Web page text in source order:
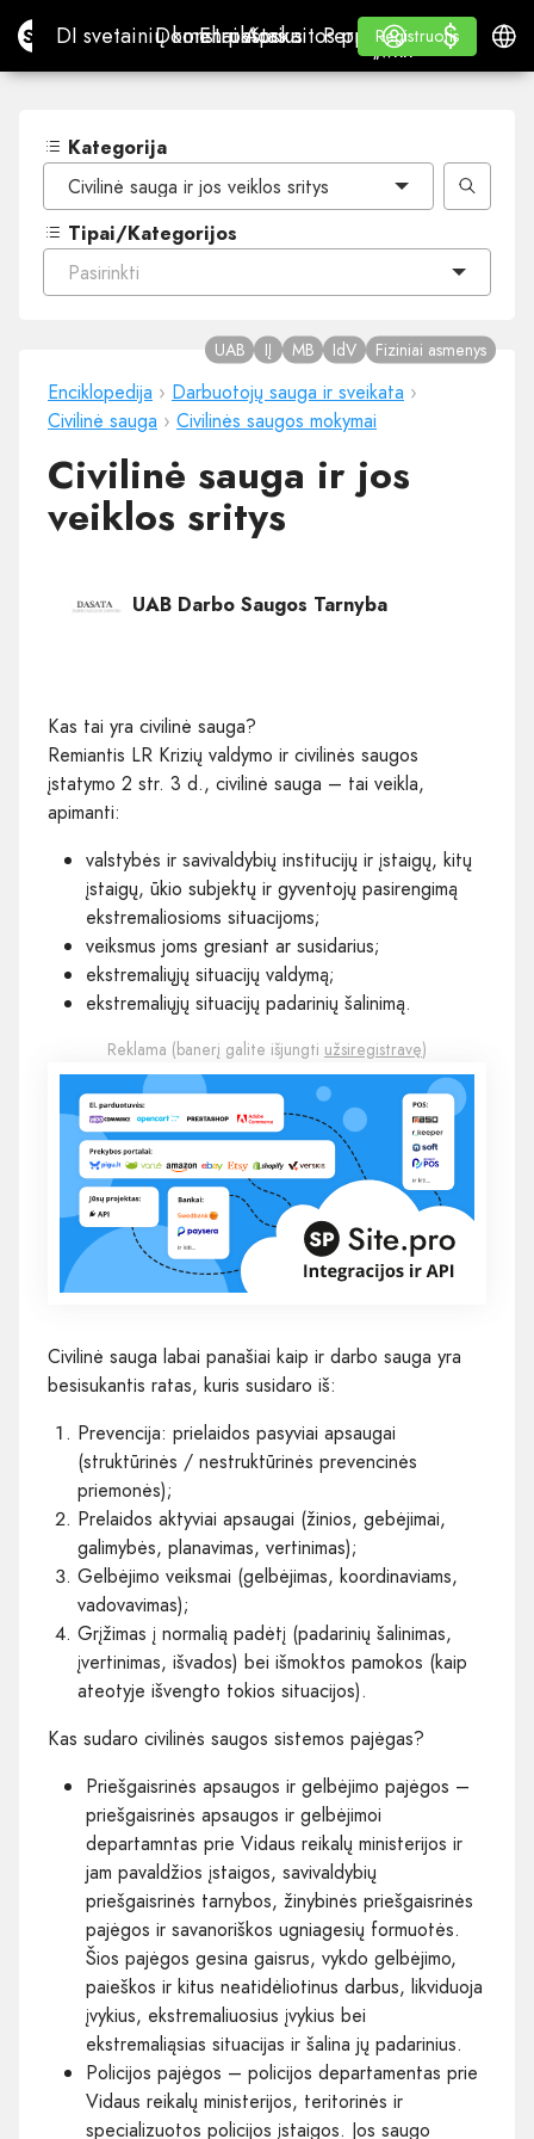
Site.proDI svetainių konstruktorius
DI svetainių konstruktorius
Domenai
DomenaiEl. paštas
El. paštasApskaitos programa
Apskaitos programa
Perpardavėjams
„WHITE LABEL“
Mokymasis
Mokymasis
Registruotis
Registruotis
Prisijungti
$
$
Kategorija
Civilinė sauga ir jos veiklos sritys
Tipai/Kategorijos
Pasirinkti
Enciklopedija › Darbuotojų sauga ir sveikata ›
Civilinė sauga › Civilinės saugos mokymai
Civilinė sauga ir jos
veiklos sritys
UAB IĮ MB IdV Fiziniai asmenys
UAB Darbo Saugos Tarnyba
Kas tai yra civilinė sauga?
Remiantis LR Krizių valdymo ir civilinės saugos
įstatymo 2 str. 3 d., civilinė sauga – tai veikla,
apimanti:
valstybės ir savivaldybių institucijų ir įstaigų, kitų
įstaigų, ūkio subjektų ir gyventojų pasirengimą
ekstremaliosioms situacijoms;
veiksmus joms gresiant ar susidarius;
ekstremaliųjų situacijų valdymą;
ekstremaliųjų situacijų padarinių šalinimą.
Reklama (banerį galite išjungti užsiregistravę)
Civilinė sauga labai panašiai kaip ir darbo sauga yra
besisukantis ratas, kuris susidaro iš:
Prevencija: prielaidos pasyviai apsaugai
(struktūrinės / nestruktūrinės prevencinės
priemonės);
Prelaidos aktyviai apsaugai (žinios, gebėjimai,
galimybės, planavimas, vertinimas);
Gelbėjimo veiksmai (gelbėjimas, koordinaviams,
vadovavimas);
Grįžimas į normalią padėtį (padarinių šalinimas,
įvertinimas, išvados) bei išmoktos pamokos (kaip
ateotyje išvengto tokios situacijos).
Kas sudaro civilinės saugos sistemos pajėgas?
Priešgaisrinės apsaugos ir gelbėjimo pajėgos –
priešgaisrinės apsaugos ir gelbėjimoi
departamntas prie Vidaus reikalų ministerijos ir
jam pavaldžios įstaigos, savivaldybių
priešgaisrinės tarnybos, žinybinės priešgaisrinės
pajėgos ir savanoriškos ugniagesių formuotės.
Šios pajėgos gesina gaisrus, vykdo gelbėjimo,
paieškos ir kitus neatidėliotinus darbus, likviduoja
įvykius, ekstremaliuosius įvykius bei
ekstremaliąsias situacijas ir šalina jų padarinius.
Policijos pajėgos – policijos departamentas prie
Vidaus reikalų ministerijos, teritorinės ir
specializuotos policijos įstaigos. Jos saugo